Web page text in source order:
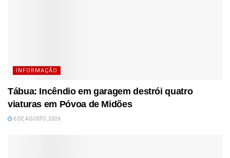
INFORMAÇÃO
Tábua: Incêndio em garagem destrói quatro
viaturas em Póvoa de Midões
6 DE AGOSTO, 2026